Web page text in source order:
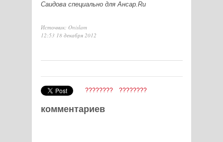
Саидова специально для Ансар.Ru
Источник: Onislam
12:53 18 декабря 2012
???????? ????????
комментариев